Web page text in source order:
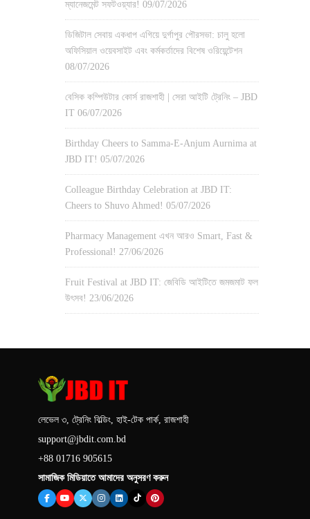
ম্যানেজমেন্ট সফটওয়্যার! 09/07/2026
ডিজিটাল সেবায় একধাপ এগিয়ে দুর্গাপুর পৌরসভা: চালু হলো
অফিসিয়াল ওয়েবসাইট এবং কর্মকর্তাদের বিশেষ ওরিয়েন্টেশন
08/07/2026
বেসিক কম্পিউটার কোর্স রাজশাহী | সেরা আইটি ট্রেনিং – JBD
IT 06/07/2026
Birthday Cheers to Samma-E-Anjum Aurnima at
JBD IT! 05/07/2026
Colleague Birthday Celebration at JBD IT:
Cheers to Shuvo Ahmed! 05/07/2026
Pharmacy Management এখন আরও Smart, Fast &
Professional! 27/06/2026
Fruit Festival at JBD IT: জেবিডি আইটিতে জমজমাট ফল
উৎসব! 23/06/2026
লেভেল ৩, ট্রেনিং বিল্ডিং, হাই-টেক পার্ক, রাজশাহী
support@jbdit.com.bd
+88 01716 905615
সামাজিক মিডিয়াতে আমাদের অনুসরণ করুন